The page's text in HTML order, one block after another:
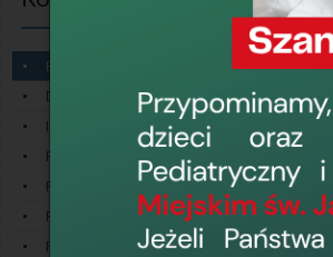
Biuro prasowe
Dyrektorzy
Inspektor Ochrony Danych
Pion Administracyjny
Pion Ekonomiczno - Finansowy
Pion Techniczno - Eksploatacyjny
Pion Medyczny